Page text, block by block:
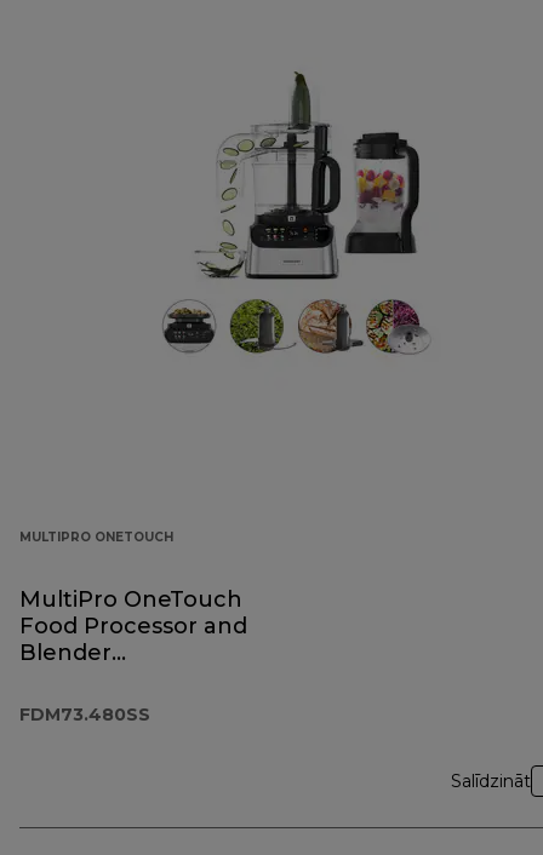
MULTIPRO ONETOUCH
MultiPro OneTouch
Food Processor and
Blender
FDM73.480SS
Salīdzināt